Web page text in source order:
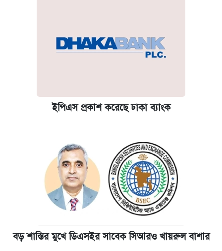
ইপিএস প্রকাশ করেছে ঢাকা ব্যাংক
বড় শাস্তির মুখে ডিএসইর সাবেক সিআরও খায়রুল বাশার